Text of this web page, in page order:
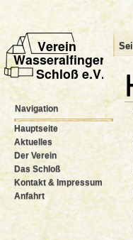
Navigation
Hauptseite
Aktuelles
Der Verein
Das Schloß
Kontakt & Impressum
Anfahrt